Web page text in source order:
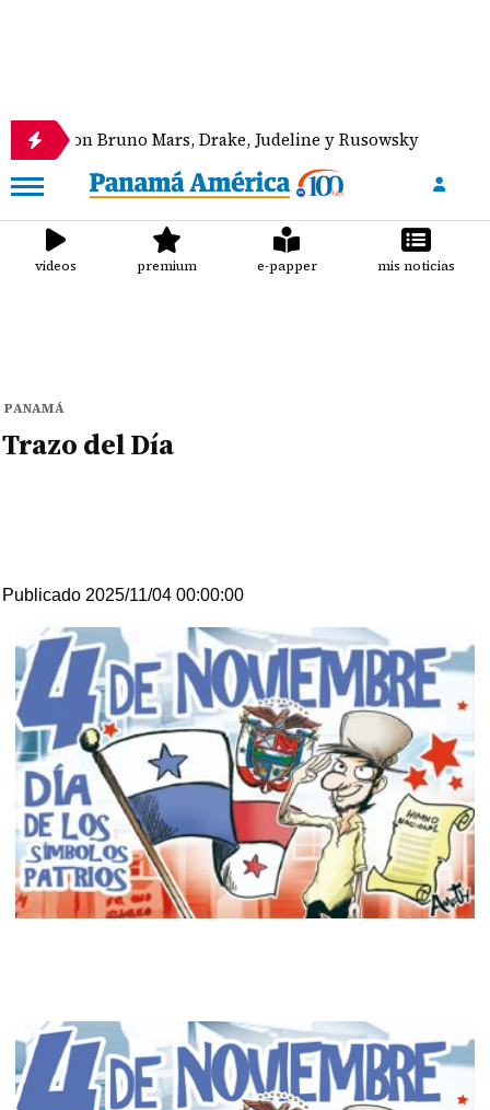
con Bruno Mars, Drake, Judeline y Rusowsky
videos premium e-papper mis noticias
PANAMÁ
Trazo del Día
Publicado 2025/11/04 00:00:00